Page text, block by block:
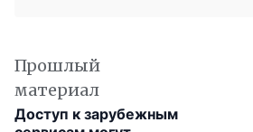
Прошлый
материал
Доступ к зарубежным